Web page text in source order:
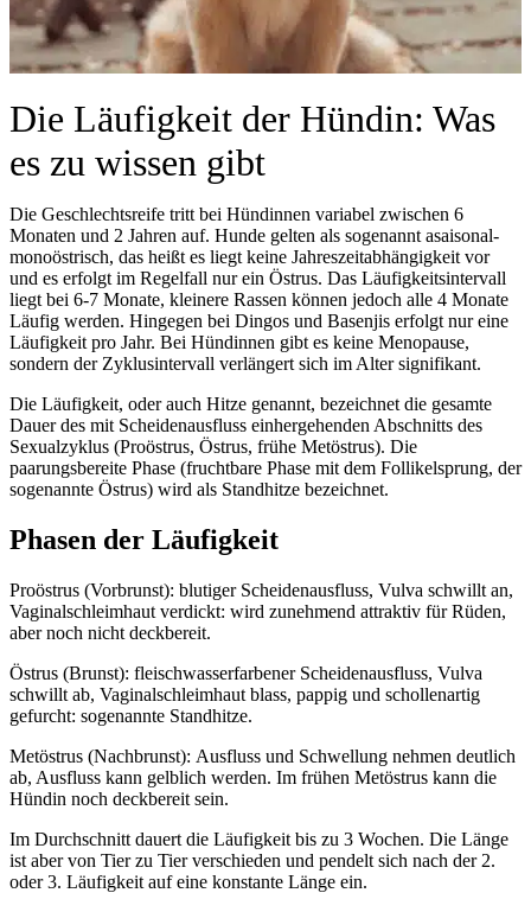
Die Läufigkeit der Hündin: Was
es zu wissen gibt
Die Geschlechtsreife tritt bei Hündinnen variabel zwischen 6
Monaten und 2 Jahren auf. Hunde gelten als sogenannt asaisonal-
monoöstrisch, das heißt es liegt keine Jahreszeitabhängigkeit vor
und es erfolgt im Regelfall nur ein Östrus. Das Läufigkeitsintervall
liegt bei 6-7 Monate, kleinere Rassen können jedoch alle 4 Monate
Läufig werden. Hingegen bei Dingos und Basenjis erfolgt nur eine
Läufigkeit pro Jahr. Bei Hündinnen gibt es keine Menopause,
sondern der Zyklusintervall verlängert sich im Alter signifikant.
Die Läufigkeit, oder auch Hitze genannt, bezeichnet die gesamte
Dauer des mit Scheidenausfluss einhergehenden Abschnitts des
Sexualzyklus (Proöstrus, Östrus, frühe Metöstrus). Die
paarungsbereite Phase (fruchtbare Phase mit dem Follikelsprung, der
sogenannte Östrus) wird als Standhitze bezeichnet.
Phasen der Läufigkeit
Proöstrus (Vorbrunst): blutiger Scheidenausfluss, Vulva schwillt an,
Vaginalschleimhaut verdickt: wird zunehmend attraktiv für Rüden,
aber noch nicht deckbereit.
Östrus (Brunst): fleischwasserfarbener Scheidenausfluss, Vulva
schwillt ab, Vaginalschleimhaut blass, pappig und schollenartig
gefurcht: sogenannte Standhitze.
Metöstrus (Nachbrunst): Ausfluss und Schwellung nehmen deutlich
ab, Ausfluss kann gelblich werden. Im frühen Metöstrus kann die
Hündin noch deckbereit sein.
Im Durchschnitt dauert die Läufigkeit bis zu 3 Wochen. Die Länge
ist aber von Tier zu Tier verschieden und pendelt sich nach der 2.
oder 3. Läufigkeit auf eine konstante Länge ein.